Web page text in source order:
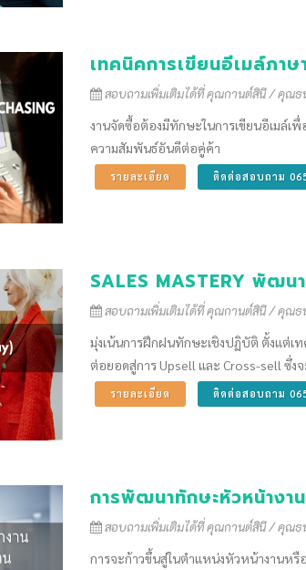
เทคนิคการเขียนอีเมล์ภา
สอบถามเพิ่มเติมได้ที่ คุณกานต์สินี / คุณ
งานจัดซื้อต้องมีทักษะในการเขียนอีเมล์เ
ความสัมพันธ์อันดีต่อคู่ค้า
รายละเอียด ติดต่อสอบถาม
SALES MASTERY พัฒ
สอบถามเพิ่มเติมได้ที่ คุณกานต์สินี / คุณ
มุ่งเน้นการฝึกฝนทักษะเชิงปฏิบัติ ตั้งแต่เ
ต่อยอดสู่การ Upsell และ Cross-sell ซึ่ง
รายละเอียด ติดต่อสอบถาม
การพัฒนาทักษะหัวหน้างา
สอบถามเพิ่มเติมได้ที่ คุณกานต์สินี / คุณ
การจะก้าวขึ้นสู่ในตำแหน่งหัวหน้างานห